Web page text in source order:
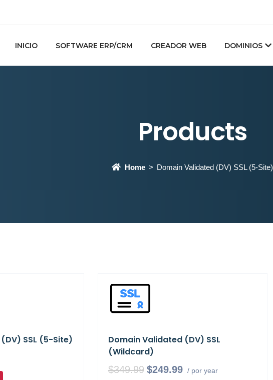
INICIO SOFTWARE ERP/CRM CREADOR WEB DOMINIOS
Products
Home Domain Validated (DV) SSL (5-Site)
SSL (5-Site)
Domain Validated (DV) SSL
(Wildcard)
$349.99 $249.99 / por year